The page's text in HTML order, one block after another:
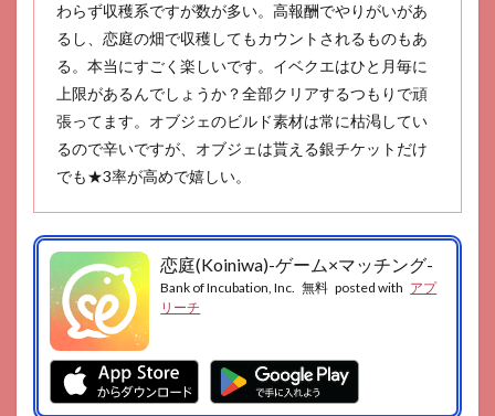
13
TheoTown
14
ムー
ミン
〜よ
うこ
ムー
ミン
谷
へ〜
15
なめ
この
16
わらず収穫系ですが数が多い。高報酬でやりがいがあ
るし、恋庭の畑で収穫してもカウントされるものもあ
る。本当にすごく楽しいです。イベクエはひと月毎に
上限があるんでしょうか？全部クリアするつもりで頑
張ってます。オブジェのビルド素材は常に枯渇してい
るので辛いですが、オブジェは貰える銀チケットだけ
でも★3率が高めで嬉しい。
恋庭(Koiniwa)-ゲーム×マッチング-
Bank of Incubation, Inc. 無料 posted with アプ
リーチ